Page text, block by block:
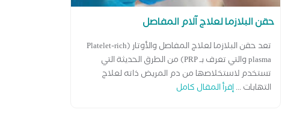
حقن البلازما لعلاج آلام المفاصل
تعد حقن البلازما لعلاج المفاصل والأوتار (Platelet-rich
plasma والتي تعرف بـ PRP) من الطرق الحديثة التي
تستخدم لاستخلاصها من دم المريض ذاته لعلاج
التهابات ...إقرأ المقال كامل